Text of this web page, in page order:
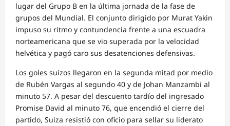
lugar del Grupo B en la última jornada de la fase de
grupos del Mundial. El conjunto dirigido por Murat Yakin
impuso su ritmo y contundencia frente a una escuadra
norteamericana que se vio superada por la velocidad
helvética y pagó caro sus desatenciones defensivas.
Los goles suizos llegaron en la segunda mitad por medio
de Rubén Vargas al segundo 40 y de Johan Manzambi al
minuto 57. A pesar del descuento tardío del ingresado
Promise David al minuto 76, que encendió el cierre del
partido, Suiza resistió con oficio para sellar su liderato